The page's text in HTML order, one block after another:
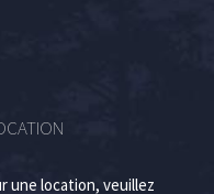
une location, veuillez